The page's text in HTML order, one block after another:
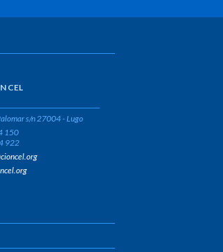
CEL
s/n 27004 - Lugo
150
922